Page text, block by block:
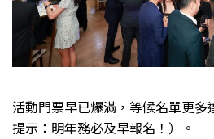
活動門票早已爆滿，等候名單更多
提示：明年務必及早報名！）。